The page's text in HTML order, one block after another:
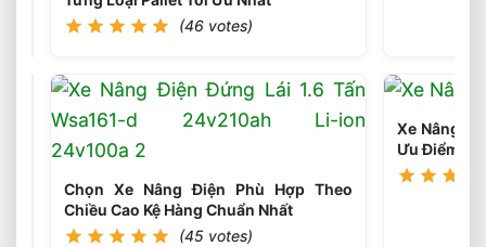
Nâng
Theo
Trọng
Lượng
Thực
Tế
votes)
(46 votes)
Chọn Xe Nâng Điện Phù Hợp Theo
Chiều Cao Kệ Hàng Chuẩn Nhất
(45 votes)
Xe Nâng
Ưu Điểm Gì